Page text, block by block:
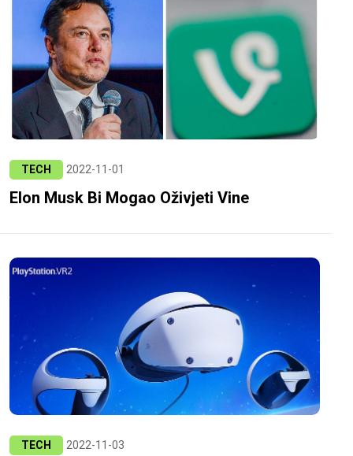
TECH 2022-11-01
Elon Musk Bi Mogao Oživjeti Vine
TECH 2022-11-03